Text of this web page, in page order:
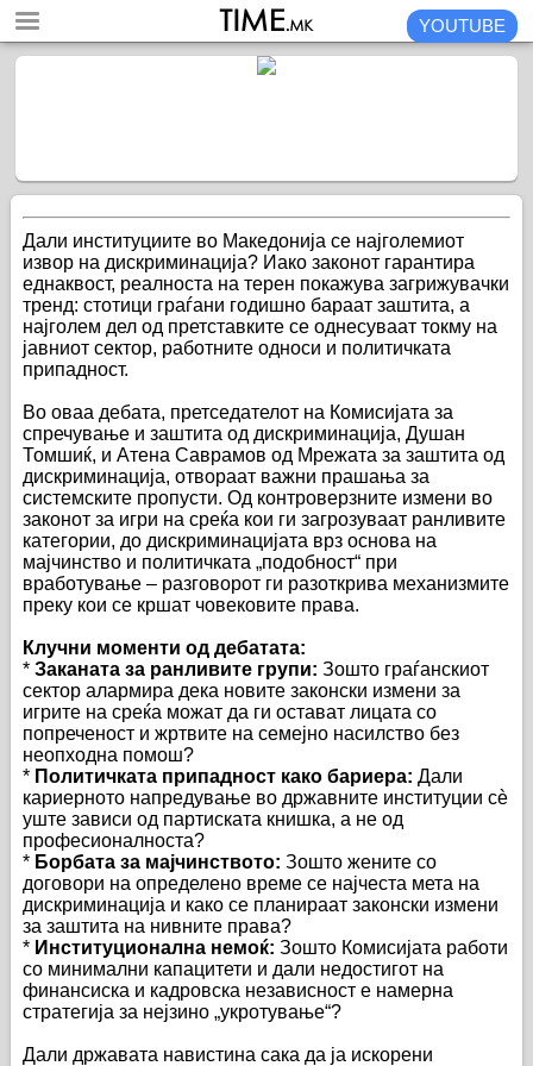
YOUTUBE
Дали институциите во Македонија се најголемиот
извор на дискриминација? Иако законот гарантира
еднаквост, реалноста на терен покажува загрижувачки
тренд: стотици граѓани годишно бараат заштита, а
најголем дел од претставките се однесуваат токму на
јавниот сектор, работните односи и политичката
припадност.
Во оваа дебата, претседателот на Комисијата за
спречување и заштита од дискриминација, Душан
Томшиќ, и Атена Саврамов од Мрежата за заштита од
дискриминација, отвораат важни прашања за
системските пропусти. Од контроверзните измени во
законот за игри на среќа кои ги загрозуваат ранливите
категории, до дискриминацијата врз основа на
мајчинство и политичката „подобност“ при
вработување – разговорот ги разоткрива механизмите
преку кои се кршат човековите права.
Клучни моменти од дебатата:
* Заканата за ранливите групи: Зошто граѓанскиот
сектор алармира дека новите законски измени за
игрите на среќа можат да ги остават лицата со
попреченост и жртвите на семејно насилство без
неопходна помош?
* Политичката припадност како бариера: Дали
кариерното напредување во државните институции сè
уште зависи од партиската книшка, а не од
професионалноста?
* Борбата за мајчинството: Зошто жените со
договори на определено време се најчеста мета на
дискриминација и како се планираат законски измени
за заштита на нивните права?
* Институционална немоќ: Зошто Комисијата работи
со минимални капацитети и дали недостигот на
финансиска и кадровска независност е намерна
стратегија за нејзино „укротување“?
Дали државата навистина сака да ја искорени